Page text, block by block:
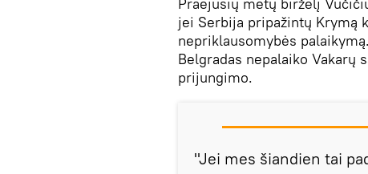
jei Serbija pripažintų Krymą
nepriklausomybės
Belgradas nepalaiko Vakarų
prijungimo.
"Jei mes šiandien tai